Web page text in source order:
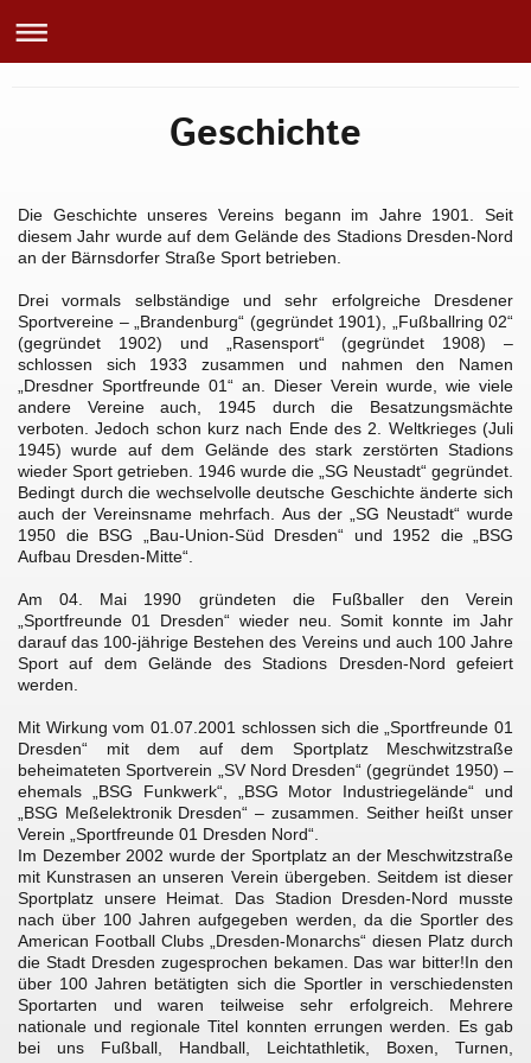
Geschichte
Die Geschichte unseres Vereins begann im Jahre 1901. Seit
diesem Jahr wurde auf dem Gelände des Stadions Dresden-Nord
an der Bärnsdorfer Straße Sport betrieben.
Drei vormals selbständige und sehr erfolgreiche Dresdener
Sportvereine – „Brandenburg“ (gegründet 1901), „Fußballring 02“
(gegründet 1902) und „Rasensport“ (gegründet 1908) –
schlossen sich 1933 zusammen und nahmen den Namen
„Dresdner Sportfreunde 01“ an. Dieser Verein wurde, wie viele
andere Vereine auch, 1945 durch die Besatzungsmächte
verboten. Jedoch schon kurz nach Ende des 2. Weltkrieges (Juli
1945) wurde auf dem Gelände des stark zerstörten Stadions
wieder Sport getrieben. 1946 wurde die „SG Neustadt“ gegründet.
Bedingt durch die wechselvolle deutsche Geschichte änderte sich
auch der Vereinsname mehrfach. Aus der „SG Neustadt“ wurde
1950 die BSG „Bau-Union-Süd Dresden“ und 1952 die „BSG
Aufbau Dresden-Mitte“.
Am 04. Mai 1990 gründeten die Fußballer den Verein
„Sportfreunde 01 Dresden“ wieder neu. Somit konnte im Jahr
darauf das 100-jährige Bestehen des Vereins und auch 100 Jahre
Sport auf dem Gelände des Stadions Dresden-Nord gefeiert
werden.
Mit Wirkung vom 01.07.2001 schlossen sich die „Sportfreunde 01
Dresden“ mit dem auf dem Sportplatz Meschwitzstraße
beheimateten Sportverein „SV Nord Dresden“ (gegründet 1950) –
ehemals „BSG Funkwerk“, „BSG Motor Industriegelände“ und
„BSG Meßelektronik Dresden“ – zusammen. Seither heißt unser
Verein „Sportfreunde 01 Dresden Nord“.
Im Dezember 2002 wurde der Sportplatz an der Meschwitzstraße
mit Kunstrasen an unseren Verein übergeben. Seitdem ist dieser
Sportplatz unsere Heimat. Das Stadion Dresden-Nord musste
nach über 100 Jahren aufgegeben werden, da die Sportler des
American Football Clubs „Dresden-Monarchs“ diesen Platz durch
die Stadt Dresden zugesprochen bekamen. Das war bitter!In den
über 100 Jahren betätigten sich die Sportler in verschiedensten
Sportarten und waren teilweise sehr erfolgreich. Mehrere
nationale und regionale Titel konnten errungen werden. Es gab
bei uns Fußball, Handball, Leichtathletik, Boxen, Turnen,